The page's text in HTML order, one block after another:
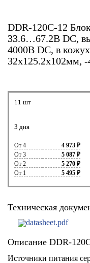
DDR-120C-12
33.6…67.2В DC,
4000В DC, в
32х125.2х102мм,
11 шт
3 дня
От 4
4 973 ₽
От 3
5 087 ₽
От 2
5 270 ₽
От 1
5 495 ₽
Техническая
datasheet.pdf
Описание DDR-
Источники питания